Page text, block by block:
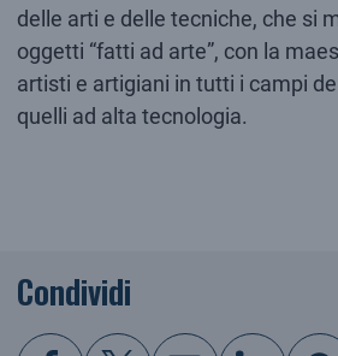
delle arti e delle tecniche, che si
oggetti “fatti ad arte”, con la
artisti e artigiani in tutti i campi
quelli ad alta tecnologia.
Condividi